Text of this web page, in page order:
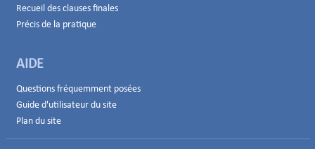
Recueil des clauses finales
Précis de la pratique
AIDE
Questions fréquemment posées
Guide d'utilisateur du site
Plan du site